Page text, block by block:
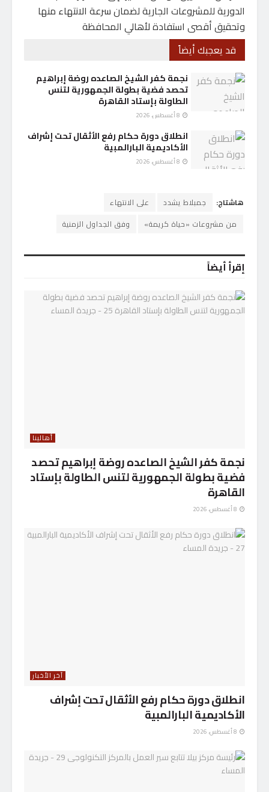
الدورية للمشروعات الجارية لضمان سرعة الانتهاء منها
وتحقيق أقصى استفادة لأهالي المحافظة
قد يعجبك أيضاً
نجمة كفر الشيخ الصاعده روضة إبراهيم
تحصد فضية بطولة الجمهورية لتنس
الطاولة بإستاد القاهرة
انطلاق دورة حكام رفع الأثقال تحت إشراف
الأكاديمية البارالمبية
هاشتاج: جمبلاط يشدد
على الانتهاء
من مشروعات «حياة كريمة»
وفق الجداول الزمنية
إقرأ أيضاً
أهالينا
نجمة كفر الشيخ الصاعده روضة إبراهيم تحصد
فضية بطولة الجمهورية لتنس الطاولة بإستاد
القاهرة
آخر الأخبار
انطلاق دورة حكام رفع الأثقال تحت إشراف
الأكاديمية البارالمبية